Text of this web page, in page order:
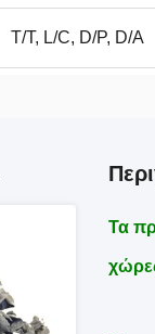
T/T, L/C, D/P, D/A
Τα